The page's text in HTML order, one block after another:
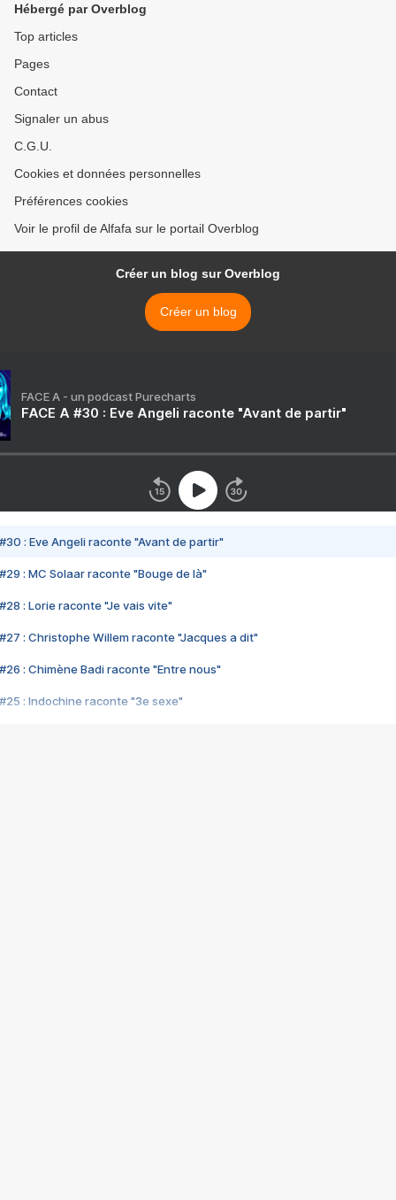
Hébergé par Overblog
Top articles
Pages
Contact
Signaler un abus
C.G.U.
Cookies et données personnelles
Préférences cookies
Voir le profil de Alfafa sur le portail Overblog
Créer un blog sur Overblog
Créer un blog
FACE A - un podcast Purecharts
FACE A #30 : Eve Angeli raconte "Avant de partir"
#30 : Eve Angeli raconte "Avant de partir"
#29 : MC Solaar raconte "Bouge de là"
#28 : Lorie raconte "Je vais vite"
#27 : Christophe Willem raconte "Jacques a dit"
#26 : Chimène Badi raconte "Entre nous"
#25 : Indochine raconte "3e sexe"